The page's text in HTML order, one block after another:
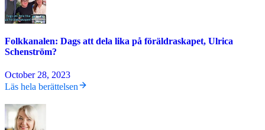
Folkkanalen: Dags att dela lika på föräldraskapet, Ulrica
Schenström?
October 28, 2023
Läs hela berättelsen